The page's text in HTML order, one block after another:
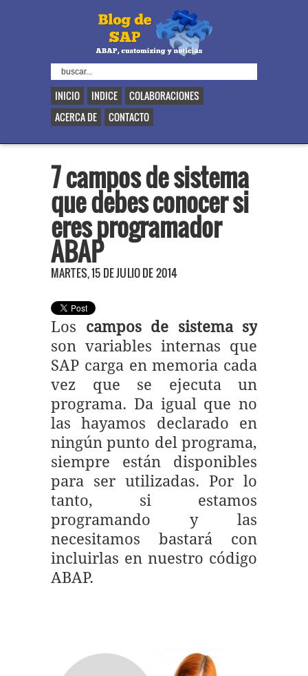
INICIO INDICE
COLABORACIONES
ACERCA DE
CONTACTO
7 campos de sistema
que debes conocer si
eres programador
ABAP
MARTES, 15 DE JULIO DE 2014
Los campos de sistema sy
son variables internas que
SAP carga en memoria cada
vez que se ejecuta un
programa. Da igual que no
las hayamos declarado en
ningún punto del programa,
siempre están disponibles
para ser utilizadas. Por lo
tanto, si estamos
programando y las
necesitamos bastará con
incluirlas en nuestro código
ABAP.